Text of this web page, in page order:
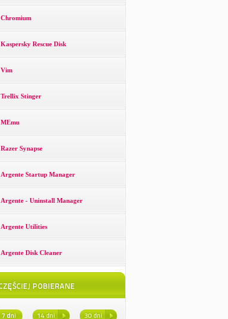
Chromium
Kaspersky Rescue Disk
Vim
Trellix Stinger
MEmu
Razer Synapse
Argente Startup Manager
Argente - Uninstall Manager
Argente Utilities
Argente Disk Cleaner